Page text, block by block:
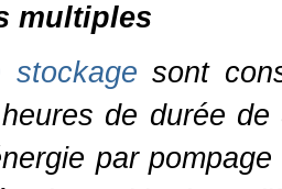
multiples
stockage sont
de durée
par